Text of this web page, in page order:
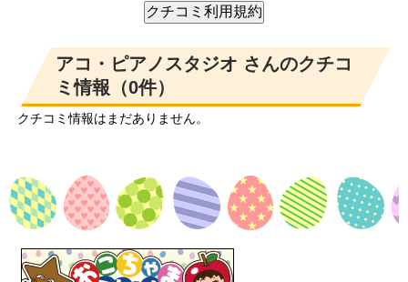
アコ・ピアノスタジオ さんのクチコ
ミ情報（0件）
クチコミ情報はまだありません。